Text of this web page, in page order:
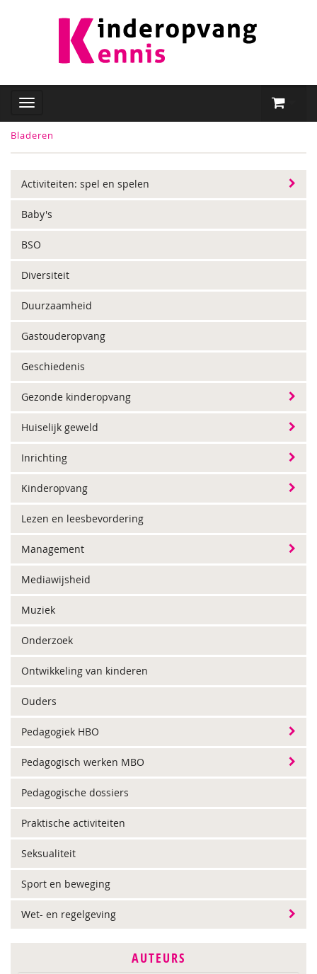
Bladeren
Activiteiten: spel en spelen
Baby's
BSO
Diversiteit
Duurzaamheid
Gastouderopvang
Geschiedenis
Gezonde kinderopvang
Huiselijk geweld
Inrichting
Kinderopvang
Lezen en leesbevordering
Management
Mediawijsheid
Muziek
Onderzoek
Ontwikkeling van kinderen
Ouders
Pedagogiek HBO
Pedagogisch werken MBO
Pedagogische dossiers
Praktische activiteiten
Seksualiteit
Sport en beweging
Wet- en regelgeving
AUTEURS